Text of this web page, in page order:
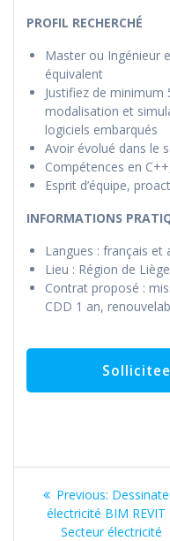
PROFIL RECHERCHÉ
Master ou Ingénieur
équivalent
Justifiez de minimum
modalisation et
logiciels embarqués
Avoir évolué dans le
Compétences en
Esprit d’équipe,
INFORMATIONS
Langues : français et
Lieu : Région de Liège
Contrat proposé :
CDD 1 an,
Bericht
navigatie
Previous: Previous
post:
électricité BIM REVIT
Secteur électricité